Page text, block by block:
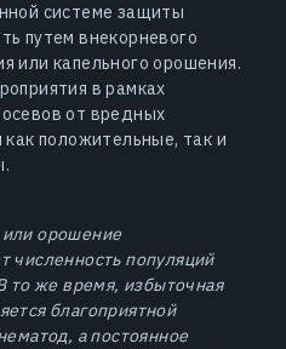
системе защиты
путем внекорневого
или капельного орошения.
в рамках
от вредных
как положительные, так и
орошение
численность популяций
то же время, избыточная
благоприятной
а постоянное